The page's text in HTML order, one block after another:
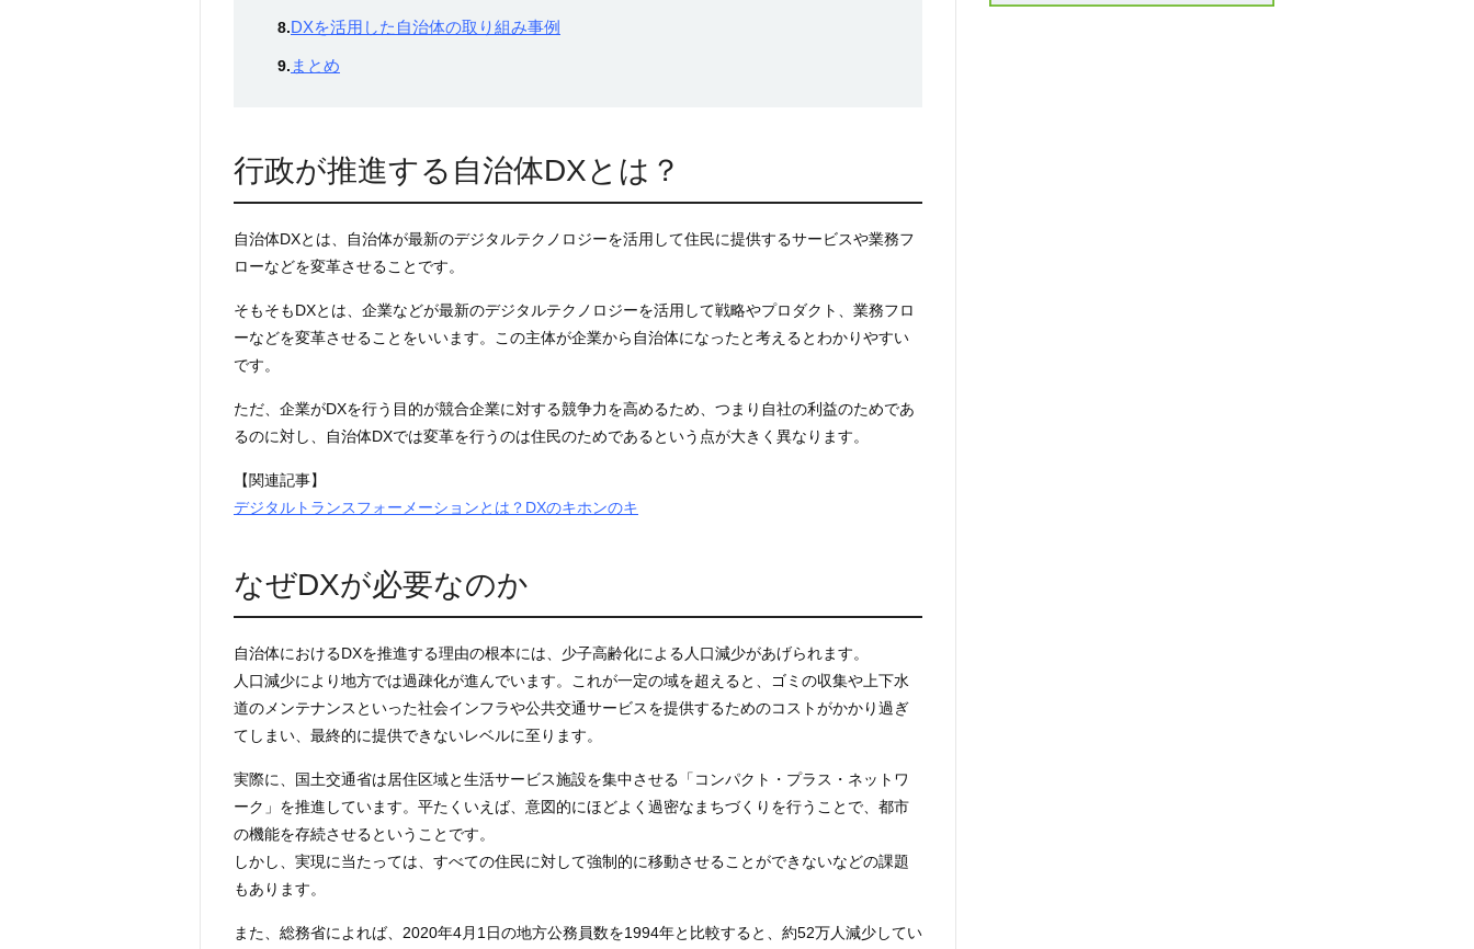
8.DXを活用した自治体の取り組み事例
9. まとめ
行政が推進する自治体DXとは？
自治体DXとは、自治体が最新のデジタルテクノロジーを活用して住民に提供するサービスや業務フ
ローなどを変革させることです。
そもそもDXとは、企業などが最新のデジタルテクノロジーを活用して戦略やプロダクト、業務フロ
ーなどを変革させることをいいます。この主体が企業から自治体になったと考えるとわかりやすい
です。
ただ、企業がDXを行う目的が競合企業に対する競争力を高めるため、つまり自社の利益のためであ
るのに対し、自治体DXでは変革を行うのは住民のためであるという点が大きく異なります。
【関連記事】
デジタルトランスフォーメーションとは？DXのキホンのキ
なぜDXが必要なのか
自治体におけるDXを推進する理由の根本には、少子高齢化による人口減少があげられます。
人口減少により地方では過疎化が進んでいます。これが一定の域を超えると、ゴミの収集や上下水
道のメンテナンスといった社会インフラや公共交通サービスを提供するためのコストがかかり過ぎ
てしまい、最終的に提供できないレベルに至ります。
実際に、国土交通省は居住区域と生活サービス施設を集中させる「コンパクト・プラス・ネットワ
ーク」を推進しています。平たくいえば、意図的にほどよく過密なまちづくりを行うことで、都市
の機能を存続させるということです。
しかし、実現に当たっては、すべての住民に対して強制的に移動させることができないなどの課題
もあります。
また、総務省によれば、2020年4月1日の地方公務員数を1994年と比較すると、約52万人減少してい